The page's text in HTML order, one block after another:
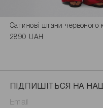
Сатинові штани червоного
2890 UAH
ПІДПИШІТЬСЯ НА